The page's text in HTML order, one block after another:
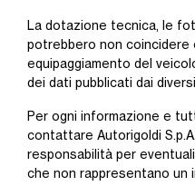
La dotazione tecnica, le
potrebbero non coincidere
equipaggiamento del
dei dati pubblicati dai
Per ogni informazione e
contattare Autorigoldi
responsabilità per
che non rappresentano un